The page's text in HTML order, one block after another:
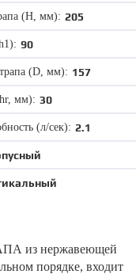
(Н, мм): 205
90
(D, мм): 157
мм): 30
(л/сек): 2.1
из нержавеющей
порядке, входит